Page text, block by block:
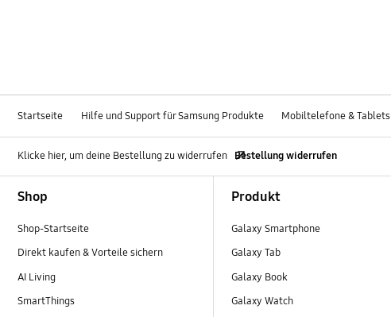
Startseite Hilfe und Support für Samsung Produkte Mobiltelefone & Tablets
Klicke hier, um deine Bestellung zu widerrufen Bestellung widerrufen
Shop
Shop-Startseite
Direkt kaufen & Vorteile sichern
AI Living
SmartThings
Produkt
Galaxy Smartphone
Galaxy Tab
Galaxy Book
Galaxy Watch